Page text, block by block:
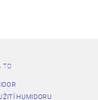
TO
HUMIDORU